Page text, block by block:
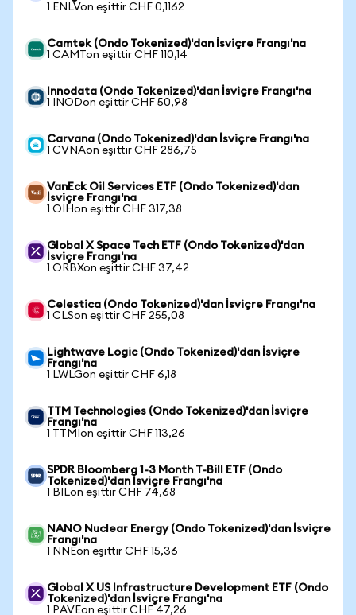
1 ENLVon eşittir CHF 0,1162
Camtek (Ondo Tokenized)'dan İsviçre Frangı'na
1 CAMTon eşittir CHF 110,14
Innodata (Ondo Tokenized)'dan İsviçre Frangı'na
1 INODon eşittir CHF 50,98
Carvana (Ondo Tokenized)'dan İsviçre Frangı'na
1 CVNAon eşittir CHF 286,75
VanEck Oil Services ETF (Ondo Tokenized)'dan
İsviçre Frangı'na
1 OIHon eşittir CHF 317,38
Global X Space Tech ETF (Ondo Tokenized)'dan
İsviçre Frangı'na
1 ORBXon eşittir CHF 37,42
Celestica (Ondo Tokenized)'dan İsviçre Frangı'na
1 CLSon eşittir CHF 255,08
Lightwave Logic (Ondo Tokenized)'dan İsviçre
Frangı'na
1 LWLGon eşittir CHF 6,18
TTM Technologies (Ondo Tokenized)'dan İsviçre
Frangı'na
1 TTMIon eşittir CHF 113,26
SPDR Bloomberg 1-3 Month T-Bill ETF (Ondo
Tokenized)'dan İsviçre Frangı'na
1 BILon eşittir CHF 74,68
NANO Nuclear Energy (Ondo Tokenized)'dan İsviçre
Frangı'na
1 NNEon eşittir CHF 15,36
Global X US Infrastructure Development ETF (Ondo
Tokenized)'dan İsviçre Frangı'na
1 PAVEon eşittir CHF 47,26